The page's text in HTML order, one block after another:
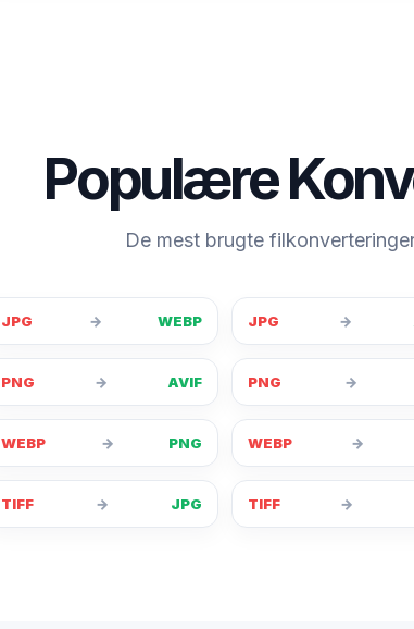
Populære
De mest brugte
JPG → WEBP JPG →
PNG → AVIF PNG →
WEBP → PNG WEBP →
TIFF → JPG TIFF →